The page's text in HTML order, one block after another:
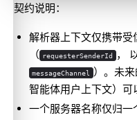
契约说明：
解析器上下文仅携带受
（ requesterSenderId ，
messageChannel
）。未
智能体用户上下文）可
一个服务器名称仅归一